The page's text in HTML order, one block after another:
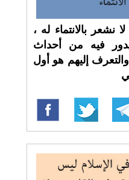
نشعر بالانتماء له ،
فيه من أحداث
إليهم هو أول